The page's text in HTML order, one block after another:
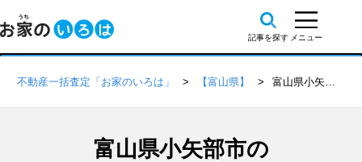
不動産一括査定「お家のいろは」 【富山県】 富山県小矢部市の不動産会社 口コミ・評判一覧
富山県小矢部市の